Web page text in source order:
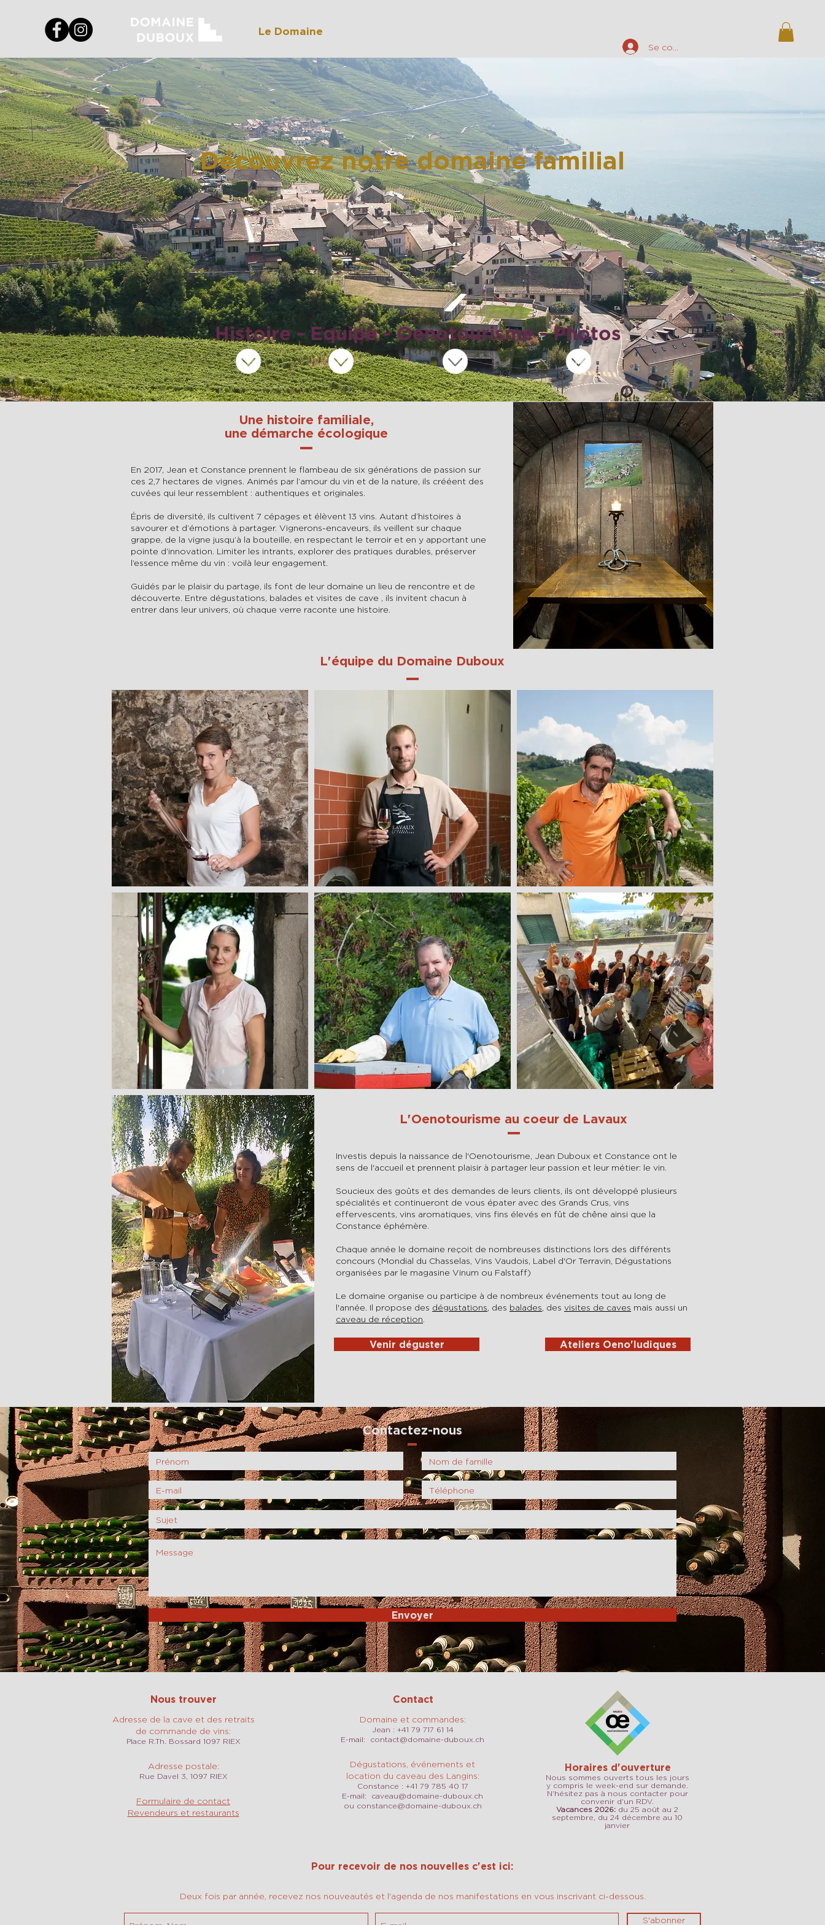
Le Domaine
Se connecter
Découvrez notre domaine familial
Histoire - Equipe - Oenotourisme - Photos
Une histoire familiale,
une démarche écologique
En 2017, Jean et Constance prennent le flambeau de six générations de passion sur
ces 2,7 hectares de vignes. Animés par l’amour du vin et de la nature, ils crééent des
cuvées qui leur ressemblent : authentiques et originales.
Épris de diversité, ils cultivent 7 cépages et élèvent 13 vins. Autant d’histoires à
savourer et d’émotions à partager. Vignerons-encaveurs, ils veillent sur chaque
grappe, de la vigne jusqu’à la bouteille, en respectant le terroir et en y apportant une
pointe d‘innovation. Limiter les intrants, explorer des pratiques durables, préserver
l’essence même du vin : voilà leur engagement.
Guidés par le plaisir du partage, ils font de leur domaine un lieu de rencontre et de
découverte. Entre dégustations, balades et visites de cave , ils invitent chacun à
entrer dans leur univers, où chaque verre raconte une histoire.
L'équipe du Domaine Duboux
L'Oenotourisme au coeur de Lavaux
Investis depuis la naissance de l'Oenotourisme, Jean Duboux et Constance ont le
sens de l'accueil et prennent plaisir à partager leur passion et leur métier: le vin.
Soucieux des goûts et des demandes de leurs clients, ils ont développé plusieurs
spécialités et continueront de vous épater avec des Grands Crus, vins
effervescents, vins aromatiques, vins fins élevés en fût de chêne ainsi que la
Constance éphémère.
Chaque année le domaine reçoit de nombreuses distinctions lors des différents
concours (Mondial du Chasselas, Vins Vaudois, Label d'Or Terravin, Dégustations
organisées par le magasine Vinum ou Falstaff)
Le domaine organise ou participe à de nombreux événements tout au long de
l'année. Il propose des dégustations, des balades, desvisites de caves mais aussi un
caveau de réception.
Venir déguster Ateliers Oeno'ludiques
Contactez-nous
Envoyer
Nous trouver
Adresse de la cave et des retraits
de commande de vins:
Place R.Th. Bossard 1097 RIEX
Adresse postale:
Rue Davel 3, 1097 RIEX
Formulaire de contact
Revendeurs et restaurants
Contact
Domaine et commandes:
Jean : +41 79 717 61 14
E-mail: contact@domaine-duboux.ch
Dégustations, événements et
location du caveau des Langins:
Constance : +41 79 785 40 17
E-mail: caveau@domaine-duboux.ch
ou constance@domaine-duboux.ch
Horaires d'ouverture
Nous sommes ouverts tous les jours
y compris le week-end sur demande.
N'hésitez pas à nous contacter pour
convenir d'un RDV.
Vacances 2026: du 25 août au 2
septembre, du 24 décembre au 10
janvier
Pour recevoir de nos nouvelles c'est ici:
Deux fois par année, recevez nos nouveautés et l'agenda de nos manifestations en vous inscrivant ci-dessous.
S'abonner